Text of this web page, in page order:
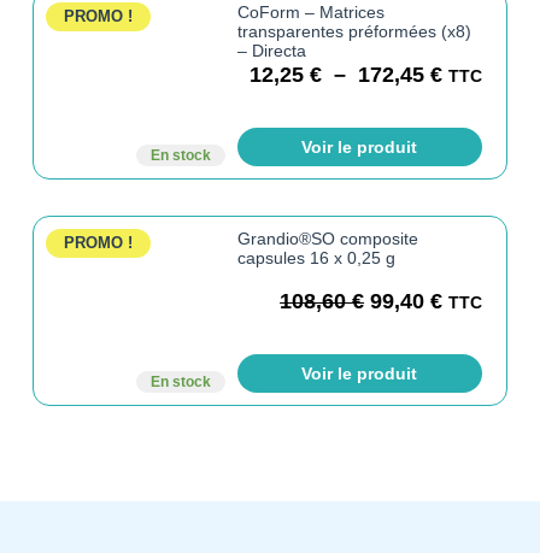
PROMO !
En stock
CoForm – Matrices
transparentes préformées (x8)
– Directa
12,25€ – 172,45€ TTC
Voir le produit
PROMO !
En stock
Grandio®SO composite
capsules 16 x 0,25 g
108,60€ 99,40€ TTC
Voir le produit